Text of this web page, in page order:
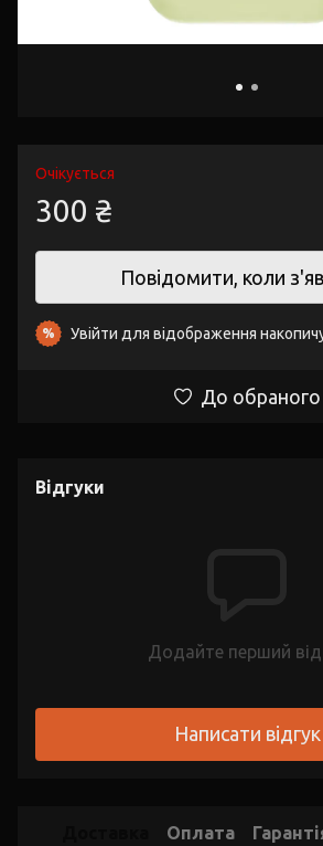
Очікується
300 ₴
Повідомити, коли
% Увійти для відображення
До обраного
Відгуки
Додайте перший
Написати відгук
Оплата